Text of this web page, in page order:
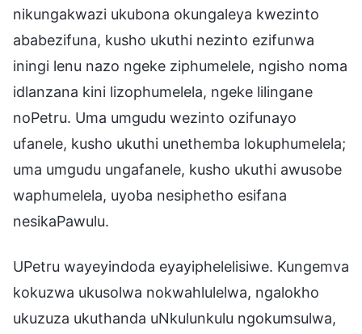
nikungakwazi ukubona okungaleya kwezinto
ababezifuna, kusho ukuthi nezinto ezifunwa
iningi lenu nazo ngeke ziphumelele, ngisho noma
idlanzana kini lizophumelela, ngeke lilingane
noPetru. Uma umgudu wezinto ozifunayo
ufanele, kusho ukuthi unethemba lokuphumelela;
uma umgudu ungafanele, kusho ukuthi awusobe
waphumelela, uyoba nesiphetho esifana
nesikaPawulu.
UPetru wayeyindoda eyayiphelelisiwe. Kungemva
kokuzwa ukusolwa nokwahlulelwa, ngalokho
ukuzuza ukuthanda uNkulunkulu ngokumsulwa,